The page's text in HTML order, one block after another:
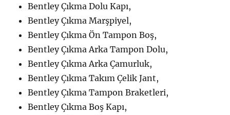
Bentley Çıkma Dolu Kapı,
Bentley Çıkma Marşpiyel,
Bentley Çıkma Ön Tampon Boş,
Bentley Çıkma Arka Tampon Dolu,
Bentley Çıkma Arka Çamurluk,
Bentley Çıkma Takım Çelik Jant,
Bentley Çıkma Tampon Braketleri,
Bentley Çıkma Boş Kapı,